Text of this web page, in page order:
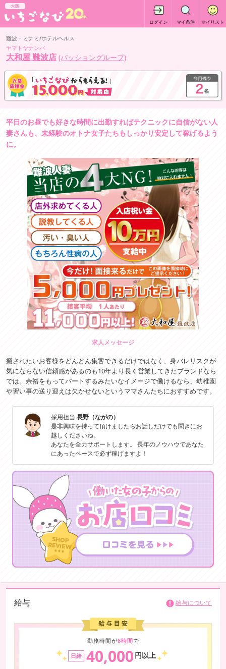
大阪
ログイン マイ条件 マイリスト
難波・ミナミ/ホテルヘルス
ヤマトヤナンバ
大和屋 難波店 (パッショングループ)
平日のお昼でも好きな時間に出勤すればテクニックに自信がない人
妻さんも、未経験のオトナ女子たちもしっかり安定して稼げるよう
に。
求人メッセージ
癒されたいお客様をどんどん集客できるだけではなく、身バレリスクが
気にならない信頼感があるのも10年より長く営業してきたブランドなら
では。余裕をもってパートするみたいなイメージで働けるなら、幼稚園
や習い事の送り迎えは欠かせないというママさんたちにおすすめです。
採用担当長野（ながの）
是非興味を持って頂けましたらお話しだけでも聞きにお
越しくださいね。
あなたを全力サポートします。 長年のノウハウであなた
にあったペースで必ず稼げますよ！
給与 給与について
勤務時間が6時間で
日給 40,000 円以上